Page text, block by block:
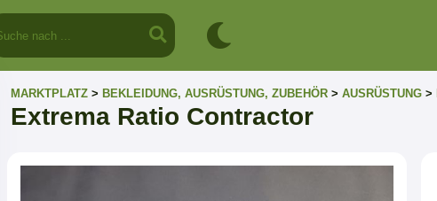
MARKTPLATZ > BEKLEIDUNG, AUSRÜSTUNG, ZUBEHÖR > AUSRÜSTUNG >
Extrema Ratio Contractor